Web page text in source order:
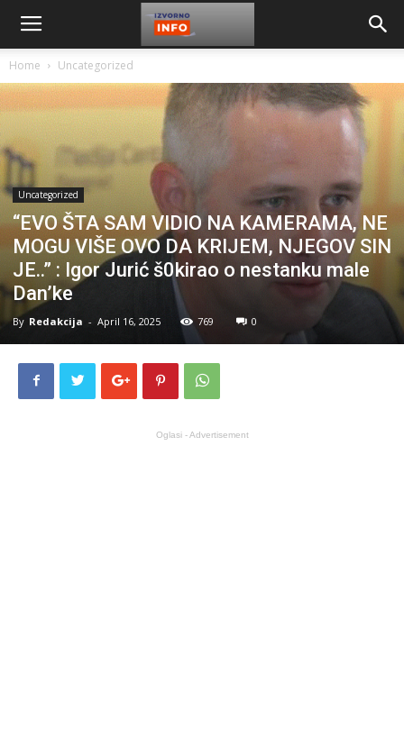
Home Uncategorized
Uncategorized
“EVO ŠTA SAM VIDIO NA KAMERAMA, NE
MOGU VIŠE OVO DA KRIJEM, NJEGOV SIN
JE..” : Igor Jurić š0kirao o nestanku male
Dan’ke
By Redakcija - April 16, 2025 769 0
Oglasi - Advertisement